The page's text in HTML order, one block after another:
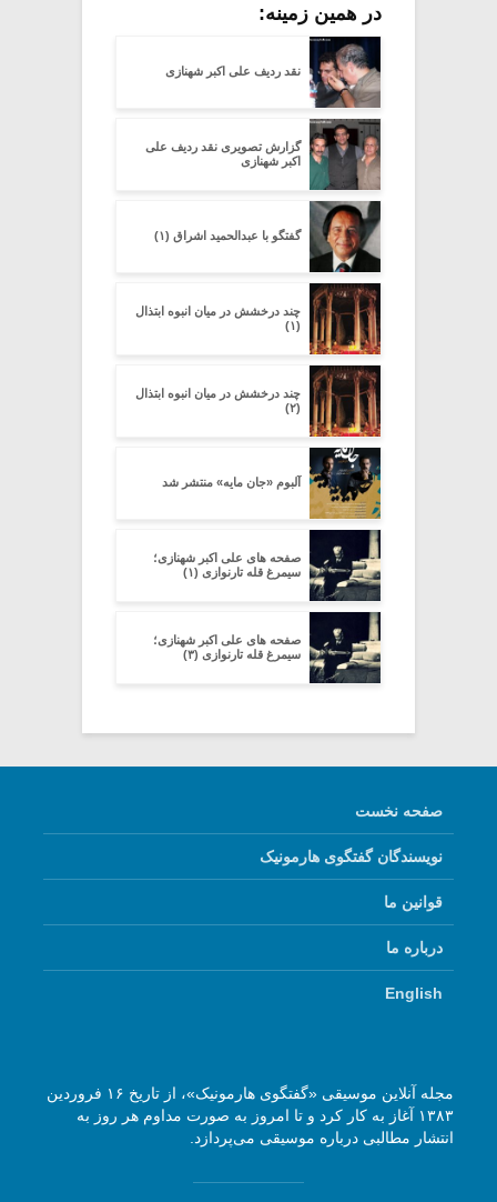
در همین زمینه:
نقد ردیف علی اکبر شهنازی
گزارش تصویری نقد ردیف علی
اکبر شهنازی
گفتگو با عبدالحمید اشراق (۱)
چند درخشش در میان انبوه ابتذال
(۱)
چند درخشش در میان انبوه ابتذال
(۲)
آلبوم «جان مایه» منتشر شد
صفحه های علی اکبر شهنازی؛
سیمرغ قله تارنوازی (۱)
صفحه های علی اکبر شهنازی؛
سیمرغ قله تارنوازی (۳)
صفحه نخست
نویسندگان گفتگوی هارمونیک
قوانین ما
درباره ما
English
مجله آنلاین موسیقی «گفتگوی هارمونیک»، از تاریخ ۱۶ فروردین
۱۳۸۳ آغاز به کار کرد و تا امروز به صورت مداوم هر روز به
انتشار مطالبی درباره موسیقی می‌پردازد.